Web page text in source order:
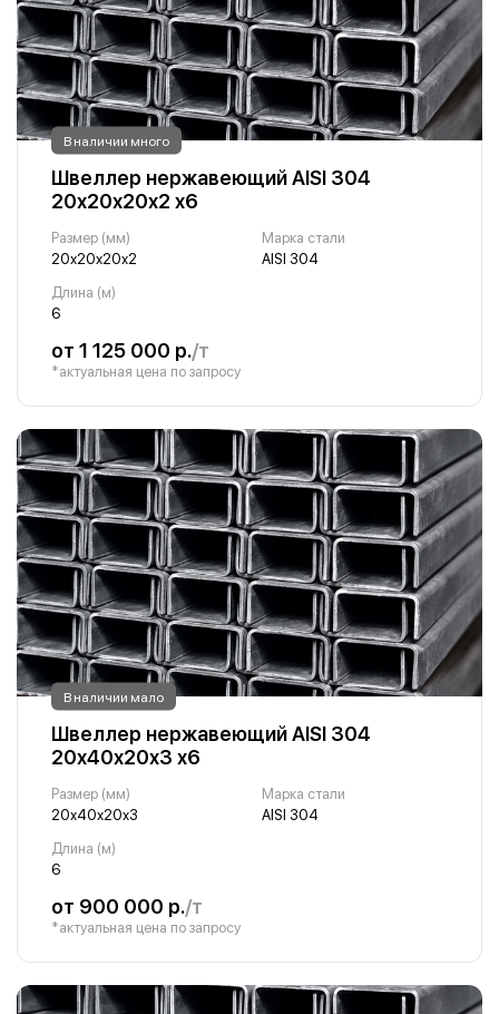
В наличии много
Швеллер нержавеющий AISI 304
20х20х20х2 х6
Размер (мм)
20х20х20х2
Марка стали
AISI 304
Длина (м)
6
от 1 125 000 р./т
*актуальная цена по запросу
В наличии мало
Швеллер нержавеющий AISI 304
20х40х20х3 х6
Размер (мм)
20х40х20х3
Марка стали
AISI 304
Длина (м)
6
от 900 000 р./т
*актуальная цена по запросу